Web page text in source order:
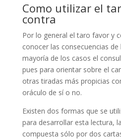
Como utilizar el
contra
Por lo general el taro favor y
conocer las consecuencias
mayoría de los casos el
pues para orientar sobre el
otras tiradas más propicias
oráculo de sí o no.
Existen dos formas que se
para desarrollar esta lectura,
compuesta sólo por dos